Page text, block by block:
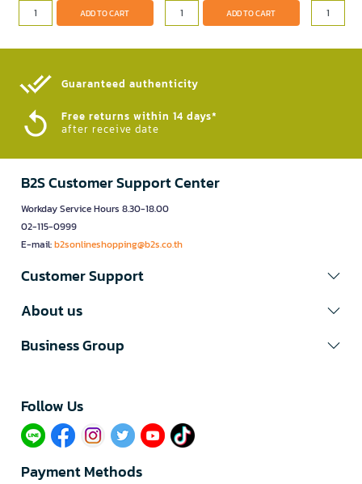
ADD TO CART ADD TO CART
Guaranteed authenticity​
Free returns within 14 days*
after receive date
B2S Customer Support Center
Workday Service Hours 8.30-18.00
02-115-0999
E-mail:b2sonlineshopping@b2s.co.th
Customer Support
About us
Business Group
Follow Us​
Payment Methods